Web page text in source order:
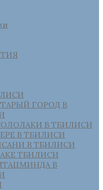
ГОРОД В
В ТБИЛИСИ
В ТБИЛИСИ
В ТБИЛИСИ
ТБИЛИСИ
В